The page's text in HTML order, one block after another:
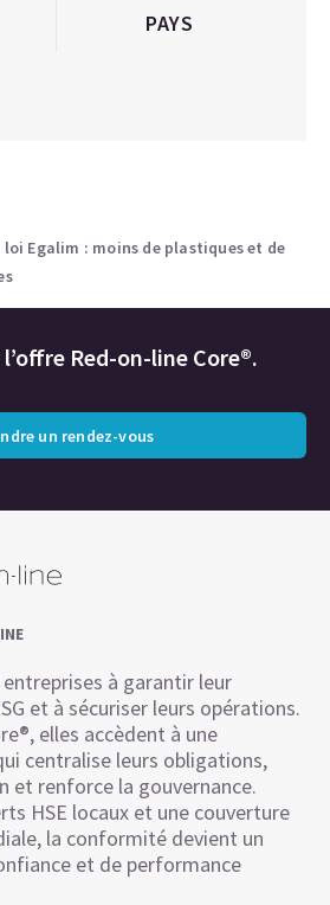
PAYS
Egalim : moins de plastiques et de
Red-on-line Core®.
un rendez-vous
à garantir leur
et à sécuriser leurs opérations.
elles accèdent à une
centralise leurs obligations,
et renforce la gouvernance.
HSE locaux et une couverture
la conformité devient un
et de performance